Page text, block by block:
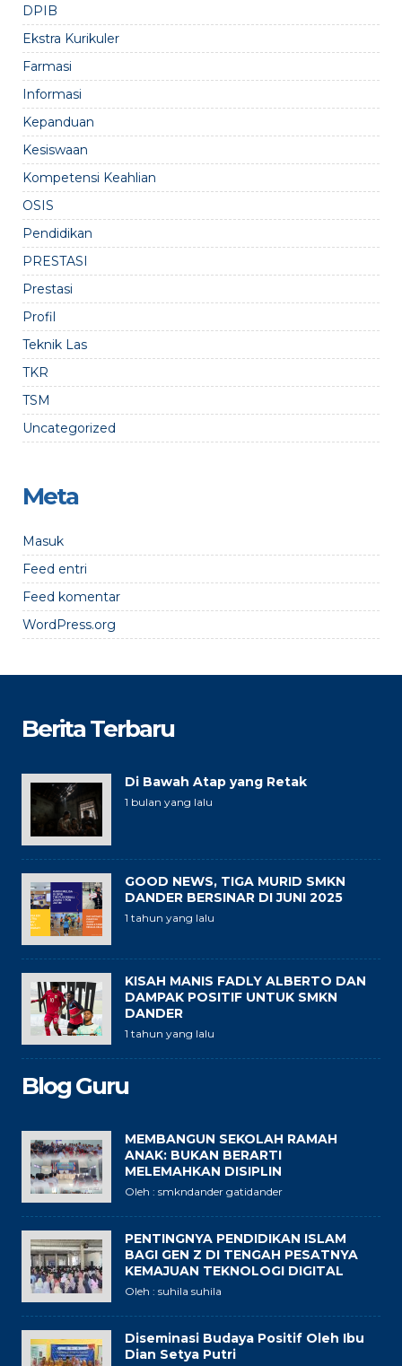
DPIB
Ekstra Kurikuler
Farmasi
Informasi
Kepanduan
Kesiswaan
Kompetensi Keahlian
OSIS
Pendidikan
PRESTASI
Prestasi
Profil
Teknik Las
TKR
TSM
Uncategorized
Meta
Masuk
Feed entri
Feed komentar
WordPress.org
Berita Terbaru
Di Bawah Atap yang Retak
1 bulan yang lalu
GOOD NEWS, TIGA MURID SMKN
DANDER BERSINAR DI JUNI 2025
1 tahun yang lalu
KISAH MANIS FADLY ALBERTO DAN
DAMPAK POSITIF UNTUK SMKN
DANDER
1 tahun yang lalu
Blog Guru
MEMBANGUN SEKOLAH RAMAH
ANAK: BUKAN BERARTI
MELEMAHKAN DISIPLIN
Oleh : smkndander gatidander
PENTINGNYA PENDIDIKAN ISLAM
BAGI GEN Z DI TENGAH PESATNYA
KEMAJUAN TEKNOLOGI DIGITAL
Oleh : suhila suhila
Diseminasi Budaya Positif Oleh Ibu
Dian Setya Putri